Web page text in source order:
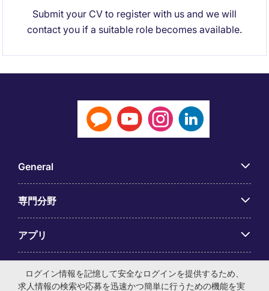
Submit your CV to register with us and we will
contact you if a suitable role becomes available.
General
専門分野
アプリ
Employer Centre
ログイン情報を記憶して安全なログインを提供するため、
求人情報の検索や応募を迅速かつ簡単に行うための機能を実